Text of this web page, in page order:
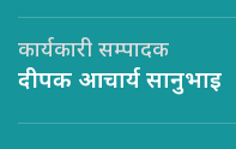
कार्यकारी सम्पादक
दीपक आचार्य सानुभाइ